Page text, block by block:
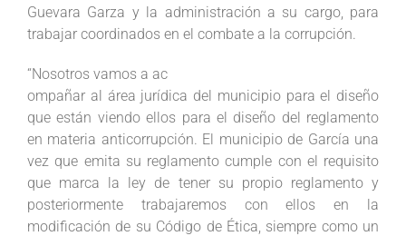
Guevara Garza y la administración a su cargo, para
trabajar coordinados en el combate a la corrupción.
“Nosotros vamos a ac
ompañar al área jurídica del municipio para el diseño
que están viendo ellos para el diseño del reglamento
en materia anticorrupción. El municipio de García una
vez que emita su reglamento cumple con el requisito
que marca la ley de tener su propio reglamento y
posteriormente trabajaremos con ellos en la
modificación de su Código de Ética, siempre como un